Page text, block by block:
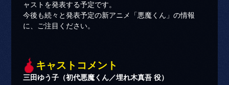
ャストを発表する予定です。
今後も続々と発表予定の新アニメ「悪魔くん」の情報
に、ご注目ください。
キャストコメント
三田ゆう子（初代悪魔くん／埋れ木真吾 役）